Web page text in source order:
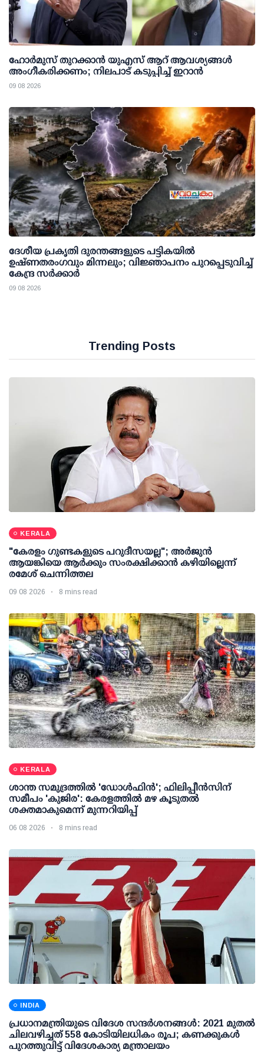
ഹോർമുസ് തുറക്കാൻ യുഎസ് ആറ് ആവശ്യങ്ങൾ
അംഗീകരിക്കണം; നിലപാട് കടുപ്പിച്ച് ഇറാൻ
09 08 2026
ദേശീയ പ്രകൃതി ദുരന്തങ്ങളുടെ പട്ടികയില്‍
ഉഷ്ണതരംഗവും മിന്നലും; വിജ്ഞാപനം പുറപ്പെടുവിച്ച്
കേന്ദ്ര സര്‍ക്കാര്‍
09 08 2026
Trending Posts
KERALA
"കേരളം ഗുണ്ടകളുടെ പറുദീസയല്ല"; അർജുൻ
ആയങ്കിയെ ആർക്കും സംരക്ഷിക്കാൻ കഴിയില്ലെന്ന്
രമേശ് ചെന്നിത്തല
09 08 2026 8 mins read
KERALA
ശാന്ത സമുദ്രത്തില്‍ 'ഡോള്‍ഫിന്‍'; ഫിലിപ്പീന്‍സിന്
സമീപം 'കുജിര': കേരളത്തില്‍ മഴ കൂടുതല്‍
ശക്തമാകുമെന്ന് മുന്നറിയിപ്പ്
06 08 2026 8 mins read
INDIA
പ്രധാനമന്ത്രിയുടെ വിദേശ സന്ദർശനങ്ങൾ: 2021 മുതൽ
ചിലവഴിച്ചത് 558 കോടിയിലധികം രൂപ; കണക്കുകൾ
പുറത്തുവിട്ട് വിദേശകാര്യ മന്ത്രാലയം